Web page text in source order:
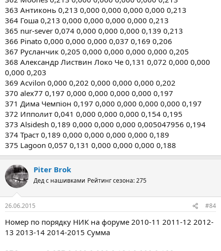
363 Антиконь 0,213 0,000 0,000 0,000 0,000 0,213
364 Гоша 0,213 0,000 0,000 0,000 0,000 0,213
365 nur-sever 0,074 0,000 0,000 0,000 0,139 0,213
366 Pinato 0,000 0,000 0,000 0,037 0,169 0,206
367 Русланчик 0,205 0,000 0,000 0,000 0,000 0,205
368 Александр Листвин Локо Че 0,131 0,072 0,000 0,000
0,000 0,203
369 Acvilon 0,000 0,202 0,000 0,000 0,000 0,202
370 alex77 0,197 0,000 0,000 0,000 0,000 0,197
371 Дима Чемпіон 0,197 0,000 0,000 0,000 0,000 0,197
372 Ипполит 0,041 0,000 0,000 0,000 0,154 0,195
373 Alsidesh 0,189 0,000 0,000 0,000 0,005047956 0,194
374 Траст 0,189 0,000 0,000 0,000 0,000 0,189
375 Lagoon 0,057 0,131 0,000 0,000 0,000 0,188
Piter Brok
Дед с нашивками Рейтинг сезона: 275
26.06.2015 #84
Номер по порядку НИК на форуме 2010-11 2011-12 2012-
13 2013-14 2014-2015 Сумма